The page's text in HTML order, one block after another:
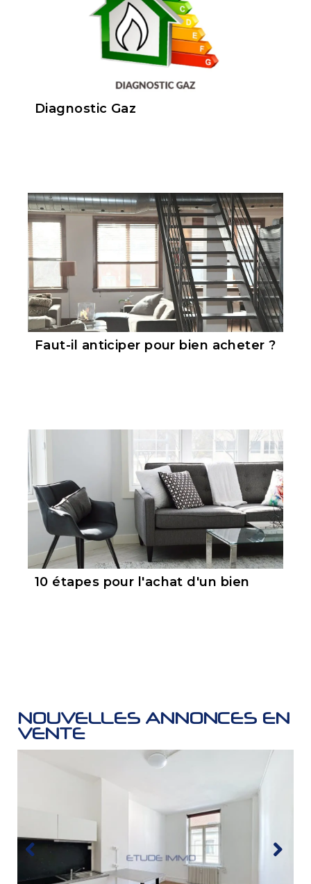
Diagnostic Gaz
Faut-il anticiper pour bien acheter ?
10 étapes pour l'achat d'un bien
NOUVELLES ANNONCES EN
VENTE